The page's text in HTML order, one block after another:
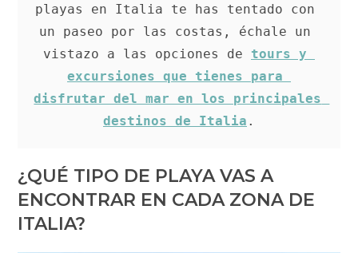
playas en Italia te has tentado con
un paseo por las costas, échale un
vistazo a las opciones de tours y
excursiones que tienes para
disfrutar del mar en los principales
destinos de Italia .
¿QUÉ TIPO DE PLAYA VAS A
ENCONTRAR EN CADA ZONA DE
ITALIA?